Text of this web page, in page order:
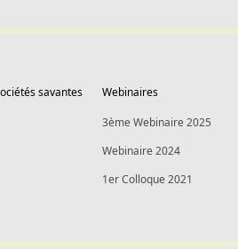
savantes
Webinaires
3ème Webinaire 2025
Webinaire 2024
1er Colloque 2021